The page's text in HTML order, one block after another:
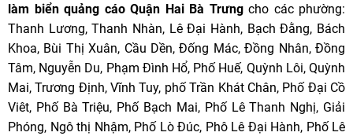
làm biển quảng cáo Quận Hai Bà Trưngcho các phường:
Thanh Lương, Thanh Nhàn, Lê Đại Hành, Bạch Đằng, Bách
Khoa, Bùi Thị Xuân, Cầu Dền, Đống Mác, Đồng Nhân, Đồng
Tâm, Nguyễn Du, Phạm Đình Hổ, Phố Huế, Quỳnh Lôi, Quỳnh
Mai, Trương Định, Vĩnh Tuy, phố Trần Khát Chân, Phố Đại Cồ
Viêt, Phố Bà Triệu, Phố Bạch Mai, Phố Lê Thanh Nghị, Giải
Phóng, Ngô thị Nhậm, Phố Lò Đúc, Phô Lê Đại Hành, Phố Lê